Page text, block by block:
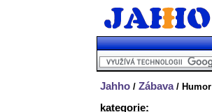
Jahho / Zábava/ Humor
kategorie: